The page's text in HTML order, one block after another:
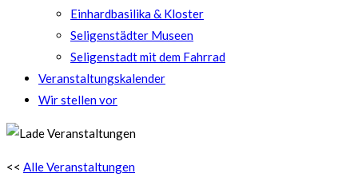
Einhardbasilika & Kloster
Seligenstädter Museen
Seligenstadt mit dem Fahrrad
Veranstaltungskalender
Wir stellen vor
<< Alle Veranstaltungen